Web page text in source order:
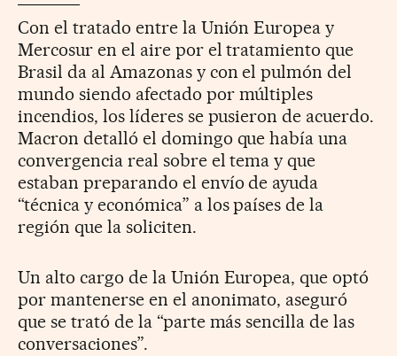
Con el tratado entre la Unión Europea y
Mercosur en el aire por el tratamiento que
Brasil da al Amazonas y con el pulmón del
mundo siendo afectado por múltiples
incendios, los líderes se pusieron de acuerdo.
Macron detalló el domingo que había una
convergencia real sobre el tema y que
estaban preparando el envío de ayuda
“técnica y económica” a los países de la
región que la soliciten.
Un alto cargo de la Unión Europea, que optó
por mantenerse en el anonimato, aseguró
que se trató de la “parte más sencilla de las
conversaciones”.